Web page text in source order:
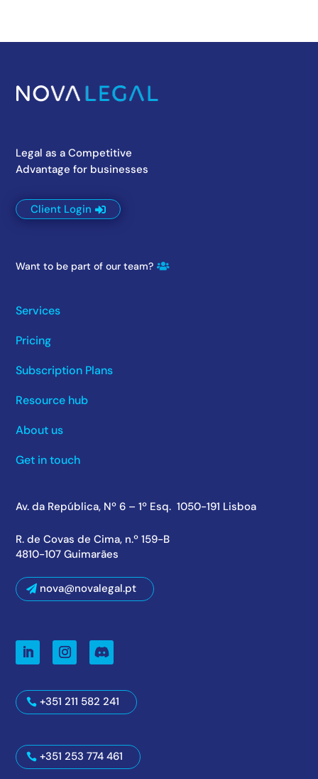
Legal as a Competitive
Advantage for businesses
Client Login
Want to be part of our team?
Services
Pricing
Subscription Plans
Resource hub
About us
Get in touch
Av. da República, Nº 6 – 1º Esq. 1050-191 Lisboa
R. de Covas de Cima, n.º 159-B
4810-107 Guimarães
nova@novalegal.pt
+351 211 582 241
+351 253 774 461